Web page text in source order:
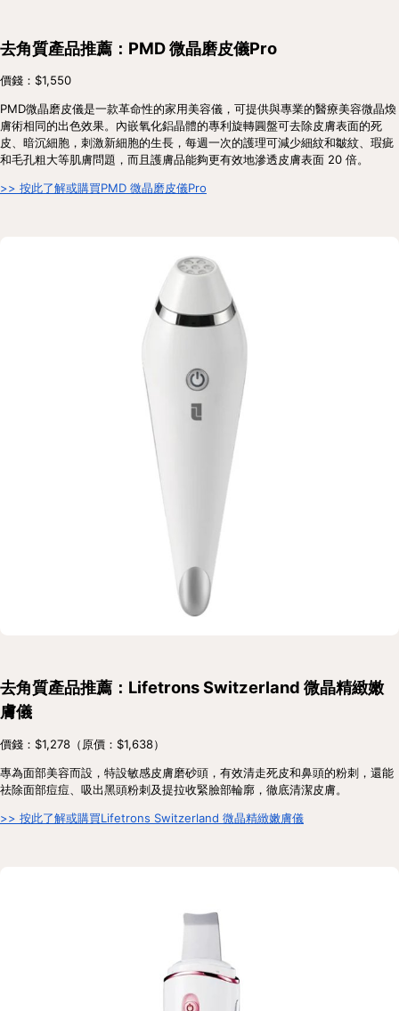
去角質產品推薦：PMD 微晶磨皮儀Pro
價錢：$1,550
PMD微晶磨皮儀是一款革命性的家用美容儀，可提供與專業的醫療美容微晶煥
膚術相同的出色效果。內嵌氧化鋁晶體的專利旋轉圓盤可去除皮膚表面的死
皮、暗沉細胞，刺激新細胞的生長，每週一次的護理可減少細紋和皺紋、瑕疵
和毛孔粗大等肌膚問題，而且護膚品能夠更有效地滲透皮膚表面 20 倍。
>> 按此了解或購買PMD 微晶磨皮儀Pro
去角質產品推薦：Lifetrons Switzerland 微晶精緻嫩
膚儀
價錢：$1,278（原價：$1,638）
專為面部美容而設，特設敏感皮膚磨砂頭，有效清走死皮和鼻頭的粉刺，還能
祛除面部痘痘、吸出黑頭粉刺及提拉收緊臉部輪廓，徹底清潔皮膚。
>> 按此了解或購買Lifetrons Switzerland 微晶精緻嫩膚儀